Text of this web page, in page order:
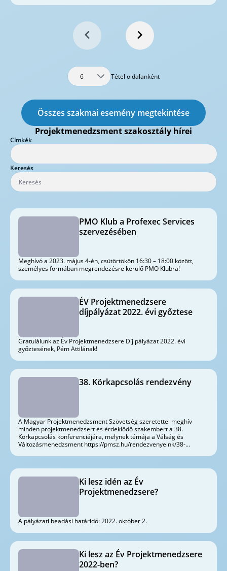
6 Tétel oldalanként
Összes szakmai esemény megtekintése
Projektmenedzsment szakosztály hírei
Címkék
Press backspace to delete the current row.
Keresés
PMO Klub a Profexec Services
szervezésében
Meghívó a 2023. május 4-én, csütörtökön 16:30 – 18:00 között,
személyes formában megrendezésre kerülő PMO Klubra!
ÉV Projektmenedzsere
díjpályázat 2022. évi győztese
Gratulálunk az Év Projektmenedzsere Díj pályázat 2022. évi
győztesének, Pém Attilának!
38. Körkapcsolás rendezvény
A Magyar Projektmenedzsment Szövetség szeretettel meghív
minden projektmenedzsert és érdeklődő szakembert a 38.
Körkapcsolás konferenciájára, melynek témája a Válság és
Változásmenedzsment https://pmsz.hu/rendezvenyeink/38-
Ki lesz idén az Év
Projektmenedzsere?
A pályázati beadási határidő: 2022. október 2.
Ki lesz az Év Projektmenedzsere
2022-ben?